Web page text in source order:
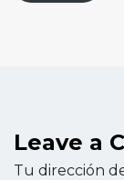
Leave a
Tu dirección